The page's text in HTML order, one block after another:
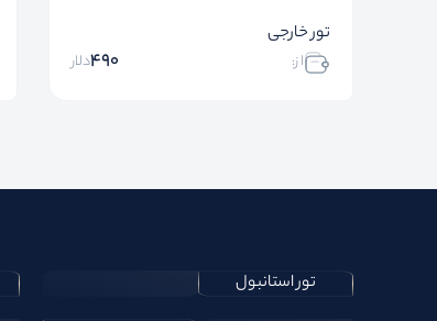
تور خارجی
ا ز: 490دلار
تور استانبول